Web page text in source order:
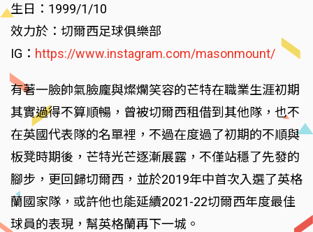
生日：1999/1/10
效力於：切爾西足球俱樂部
IG： https://www.instagram.com/masonmount/
有著一臉帥氣臉龐與燦爛笑容的芒特在職業生涯初期
其實過得不算順暢，曾被切爾西租借到其他隊，也不
在英國代表隊的名單裡，不過在度過了初期的不順與
板凳時期後，芒特光芒逐漸展露，不僅站穩了先發的
腳步，更回歸切爾西，並於2019年中首次入選了英格
蘭國家隊，或許他也能延續2021-22切爾西年度最佳
球員的表現，幫英格蘭再下一城。